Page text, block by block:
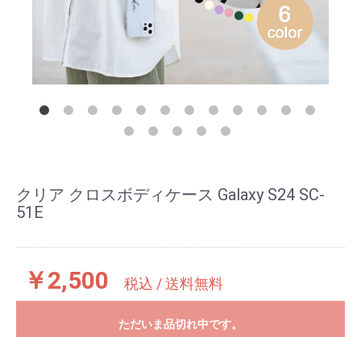
クリア クロスボディケース Galaxy S24 SC-
51E
￥2,500 税込 / 送料無料
ただいま品切れ中です。